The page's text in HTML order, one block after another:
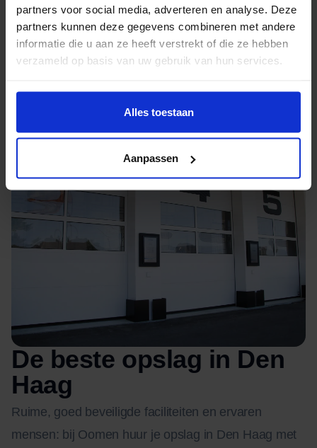
partners voor social media, adverteren en analyse. Deze
partners kunnen deze gegevens combineren met andere
informatie die u aan ze heeft verstrekt of die ze hebben
verzameld op basis van uw gebruik van hun services.
Alles toestaan
Aanpassen
Roep je opslagbox op via onze app
Levering van de opslagbox aan huis mogelijk
24u geavanceerde bewaking & klimaatcontrole
De beste opslag in Den
Haag
Ruime, goed beveiligde faciliteiten en ervaren
mensen: bij Oomen huur je opslag in Den Haag met